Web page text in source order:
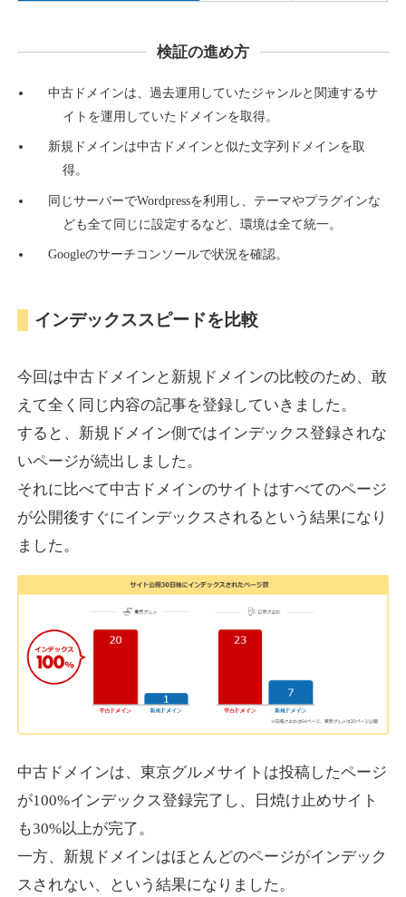
詳細を見る
countdown-x.com
ジャンル その他
39 外部リンク数479 ドメイン年齢
10,800円
詳細を見る
campus-web.jp
DA 38 外部リンク数 1151 ドメイン年齢
詳細を見る
designcrave.com
ジャンル
DA38
詳細を見る
actagainstaids.com
ジャンルその他
DA38 外部リンク数527 ドメイン年齢26年
10,800円 入札 0件
express-soft.com
検証の進め方
中古ドメインは、過去運用していたジャンルと関連するサ
イトを運用していたドメインを取得。
新規ドメインは中古ドメインと似た文字列ドメインを取
得。
同じサーバーでWordpressを利用し、テーマやプラグインな
ども全て同じに設定するなど、環境は全て統一。
Googleのサーチコンソールで状況を確認。
インデックススピードを比較
今回は中古ドメインと新規ドメインの比較のため、敢
えて全く同じ内容の記事を登録していきました。
すると、新規ドメイン側ではインデックス登録されな
いページが続出しました。
それに比べて中古ドメインのサイトはすべてのページ
が公開後すぐにインデックスされるという結果になり
ました。
中古ドメインは、東京グルメサイトは投稿したページ
が100%インデックス登録完了し、日焼け止めサイト
も30%以上が完了。
一方、新規ドメインはほとんどのページがインデック
スされない、という結果になりました。